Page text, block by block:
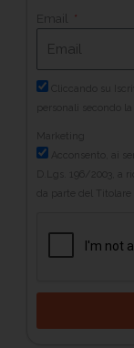
Email
Cliccando su
Marketing
Acconsento, ai
D.Lgs. 196/2003, a
da parte del